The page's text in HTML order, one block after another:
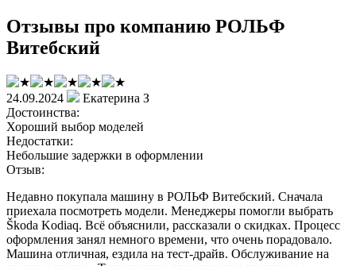
Отзывы про компанию РОЛЬФ
Витебский
24.09.2024
Екатерина З
Достоинства:
Хороший выбор моделей
Недостатки:
Небольшие задержки в оформлении
Отзыв:
Недавно покупала машину в РОЛЬФ Витебский. Сначала
приехала посмотреть модели. Менеджеры помогли выбрать
Škoda Kodiaq. Всё объяснили, рассказали о скидках. Процесс
оформления занял немного времени, что очень порадовало.
Машина отличная, ездила на тест-драйв. Обслуживание на